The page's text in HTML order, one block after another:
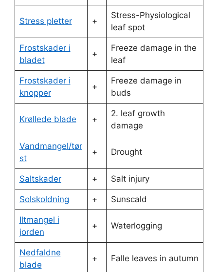
Stress pletter +
Stress-Physiological
leaf spot
Frostskader i
bladet
+
Freeze damage in the
leaf
Frostskader i
knopper
+
Freeze damage in
buds
Krøllede blade +
2. leaf growth
damage
Vandmangel/tør
st
+ Drought
Saltskader + Salt injury
Solskoldning + Sunscald
Iltmangel i
jorden
+ Waterlogging
Nedfaldne
blade
+ Falle leaves in autumn